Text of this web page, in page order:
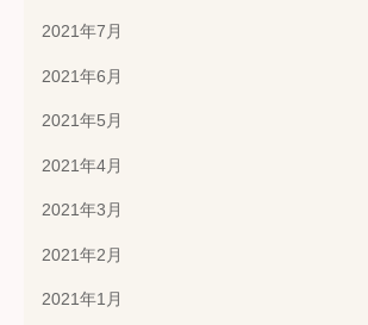
2021年7月
2021年6月
2021年5月
2021年4月
2021年3月
2021年2月
2021年1月